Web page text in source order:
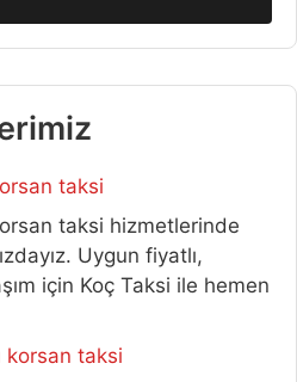
taksi
taksi hizmetlerinde
Uygun fiyatlı,
için Koç Taksi ile hemen
korsan taksi